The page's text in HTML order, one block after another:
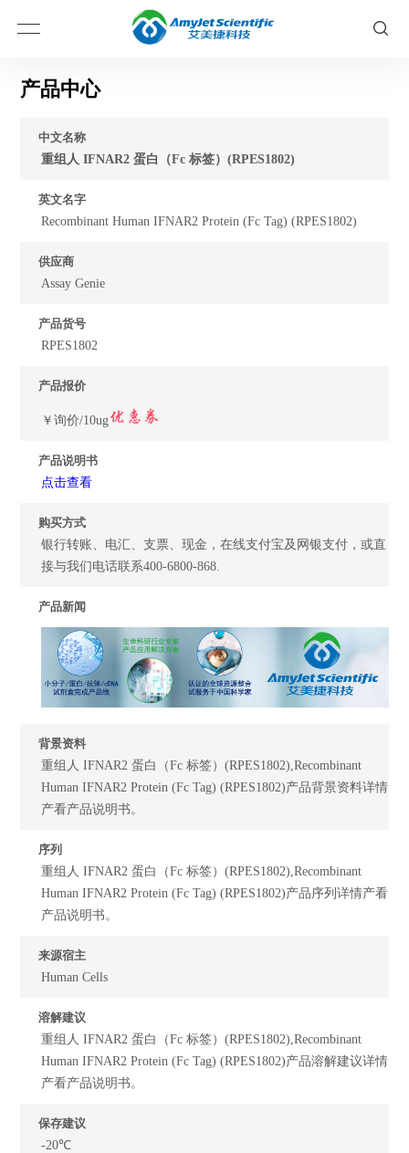
产品中心
中文名称
重组人 IFNAR2 蛋白（Fc 标签）(RPES1802)
英文名字
Recombinant Human IFNAR2 Protein (Fc Tag) (RPES1802)
供应商
Assay Genie
产品货号
RPES1802
产品报价
￥询价/10ug
产品说明书
点击查看
购买方式
银行转账、电汇、支票、现金，在线支付宝及网银支付，或直
接与我们电话联系400-6800-868.
产品新闻
背景资料
重组人 IFNAR2 蛋白（Fc 标签）(RPES1802),Recombinant
Human IFNAR2 Protein (Fc Tag) (RPES1802)产品背景资料详情
产看产品说明书。
序列
重组人 IFNAR2 蛋白（Fc 标签）(RPES1802),Recombinant
Human IFNAR2 Protein (Fc Tag) (RPES1802)产品序列详情产看
产品说明书。
来源宿主
Human Cells
溶解建议
重组人 IFNAR2 蛋白（Fc 标签）(RPES1802),Recombinant
Human IFNAR2 Protein (Fc Tag) (RPES1802)产品溶解建议详情
产看产品说明书。
保存建议
-20℃